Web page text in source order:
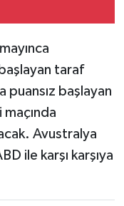
taraf
puansız başlayan
maçında
Avustralya
ile karşı karşıya